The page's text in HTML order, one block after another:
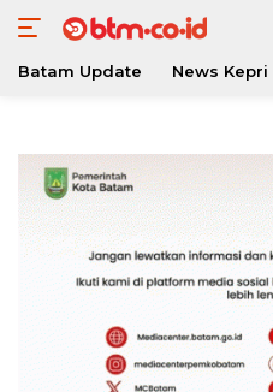
konten
Batam Update News Kepri